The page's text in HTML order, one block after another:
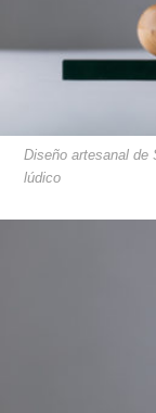
Diseño artesanal de
lúdico